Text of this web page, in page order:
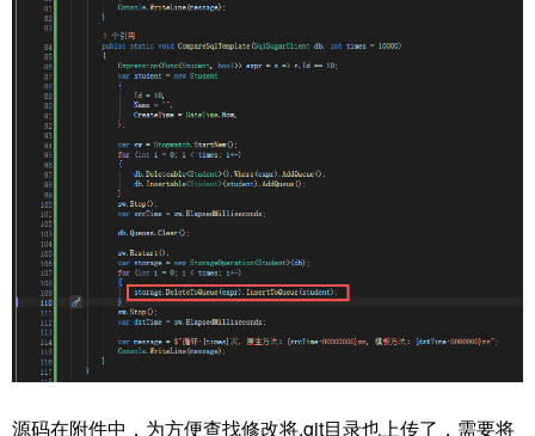
源码在附件中，为方便查找修改将.git目录也上传了，需要将